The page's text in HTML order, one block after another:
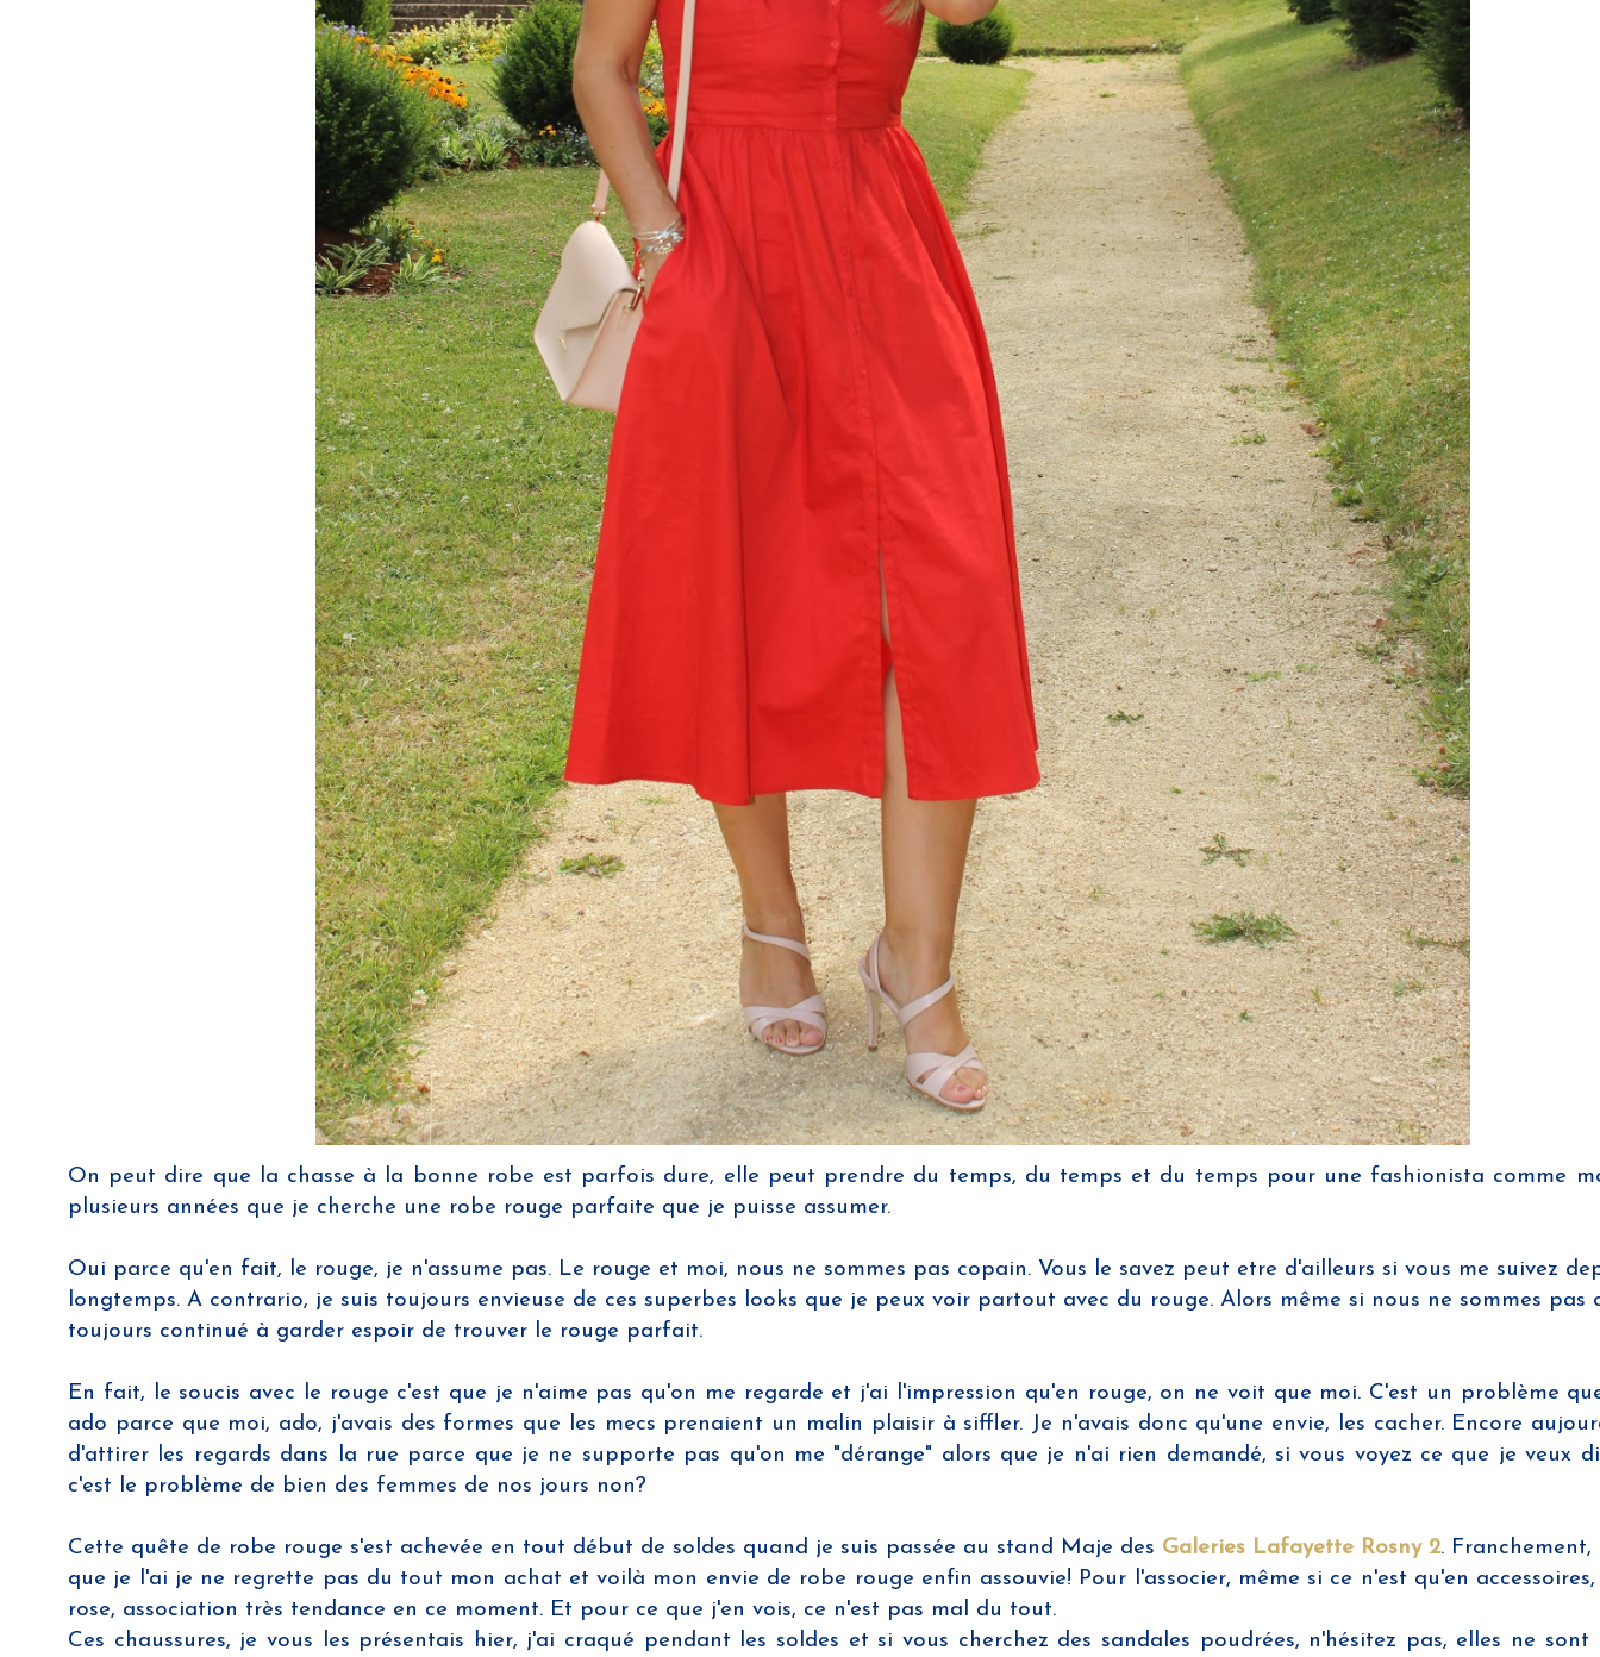
On peut dire que la chasse à la bonne robe est parfois dure, elle peut prendre du temps, du temps et du temps pour une fashionista comme
plusieurs années que je cherche une robe rouge parfaite que je puisse assumer.
Oui parce qu'en fait, le rouge, je n'assume pas. Le rouge et moi, nous ne sommes pas copain. Vous le savez peut etre d'ailleurs si vous me suivez
longtemps. A contrario, je suis toujours envieuse de ces superbes looks que je peux voir partout avec du rouge. Alors même si nous ne sommes pas
toujours continué à garder espoir de trouver le rouge parfait.
En fait, le soucis avec le rouge c'est que je n'aime pas qu'on me regarde et j'ai l'impression qu'en rouge, on ne voit que moi. C'est un problème
ado parce que moi, ado, j'avais des formes que les mecs prenaient un malin plaisir à siffler. Je n'avais donc qu'une envie, les cacher. Encore
d'attirer les regards dans la rue parce que je ne supporte pas qu'on me "dérange" alors que je n'ai rien demandé, si vous voyez ce que je veux
c'est le problème de bien des femmes de nos jours non?
Cette quête de robe rouge s'est achevée en tout début de soldes quand je suis passée au stand Maje des Galeries Lafayette Rosny 2.
que je l'ai je ne regrette pas du tout mon achat et voilà mon envie de robe rouge enfin assouvie! Pour l'associer, même si ce n'est qu'en
rose, association très tendance en ce moment. Et pour ce que j'en vois, ce n'est pas mal du tout.
Ces chaussures, je vous les présentais hier, j'ai craqué pendant les soldes et si vous cherchez des sandales poudrées, n'hésitez pas, elles ne sont